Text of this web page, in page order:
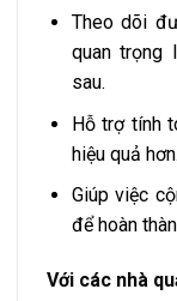
Theo dõi
quan trọng
sau.
Hỗ trợ tính
hiệu quả hơn.
Giúp việc
để hoàn
Với các nhà